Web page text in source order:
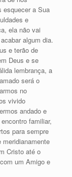
esquecer a Sua
e
ela não vai
algum dia.
e terão de
Deus e se
lembrança, a
será o
no
vivido
andado e
familiar,
para sempre
Cristo até o
um Amigo e